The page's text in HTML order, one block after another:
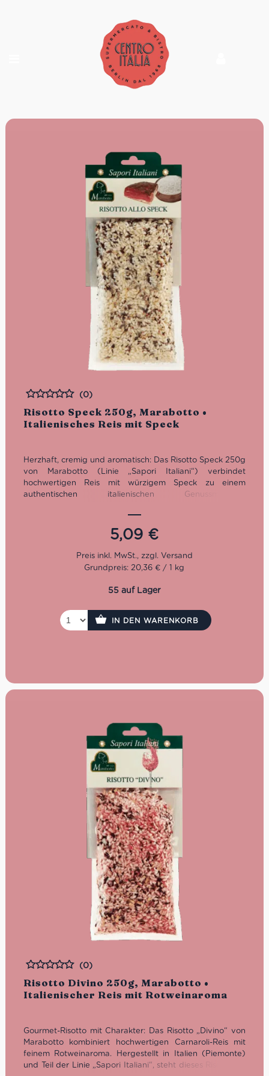
Risotto Speck 250g, Marabotto •
Italienisches Reis mit Speck
Bewertet
(0)
Herzhaft, cremig und aromatisch: Das Risotto Speck 250g
von Marabotto (Linie „Sapori Italiani“) verbindet
hochwertigen Reis mit würzigem Speck zu einem
authentischen italienischen Genussmoment.
und ideal für ein schnelles, raffiniertes Risotto – perfekt
für Herbst- und Winterküche.
5,09 €
Grundpreis: 20,36 € / 1 kg
55 auf Lager
IN DEN WARENKORB
Risotto Divino 250g, Marabotto •
Italienischer Reis mit Rotweinaroma
Bewertet
(0)
Gourmet-Risotto mit Charakter: Das Risotto „Divino“ von
Marabotto kombiniert hochwertigen Carnaroli-Reis mit
feinem Rotweinaroma. Hergestellt in Italien (Piemonte)
und Teil der Linie „Sapori Italiani“, steht dieses Risotto für